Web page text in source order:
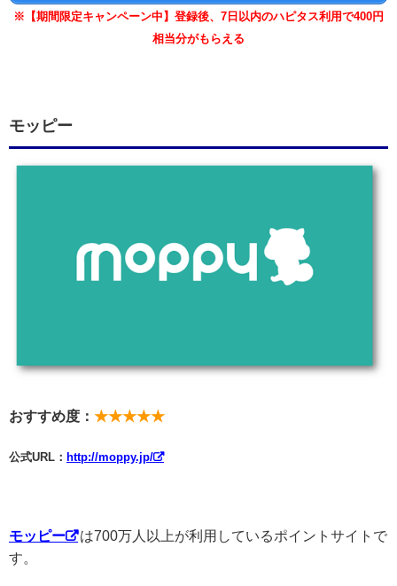
※【期間限定キャンペーン中】登録後、7日以内のハピタス利用で400円
相当分がもらえる
モッピー
おすすめ度： ★★★★★
公式URL： http://moppy.jp/
モッピー
は700万人以上が利用しているポイントサイトで
す。